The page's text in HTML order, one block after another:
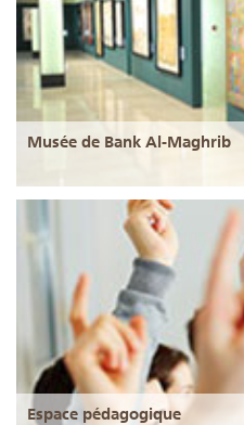
Musée de Bank Al-Maghrib
Espace pédagogique